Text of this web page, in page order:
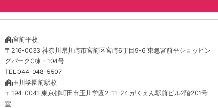
宮前平校
〒216-0033 神奈川県川崎市宮前区宮崎6丁目9-6 東急宮前平ショッピン
グパークC棟・104号
TEL:044-948-5507
玉川学園前駅校
〒194-0041 東京都町田市玉川学園2-11-24 がくえん駅前ビル2階201号
室